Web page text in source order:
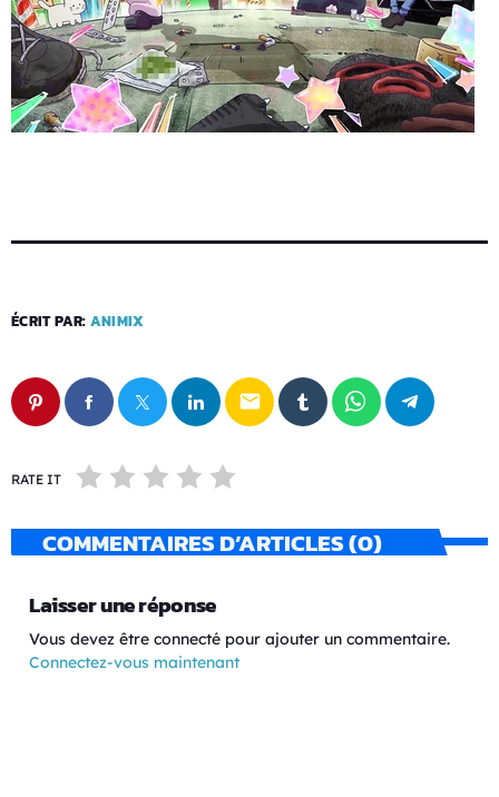
ÉCRIT PAR: ANIMIX
email
RATE IT
COMMENTAIRES D’ARTICLES (0)
Laisser une réponse
Vous devez être connecté pour ajouter un commentaire.
Connectez-vous maintenant